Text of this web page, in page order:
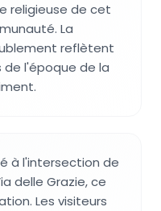
religieuse de cet
La
reflètent
l'époque de la
à l'intersection de
delle Grazie, ce
Les visiteurs